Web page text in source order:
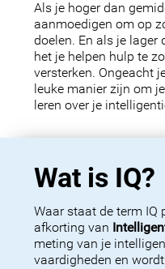
Als je hoger dan
aanmoedigen om op
doelen. En als je lager
het je helpen hulp te
versterken. Ongeacht
leuke manier zijn om
leren over je
Wat is IQ?
Waar staat de term IQ
afkorting van
meting van je
vaardigheden en